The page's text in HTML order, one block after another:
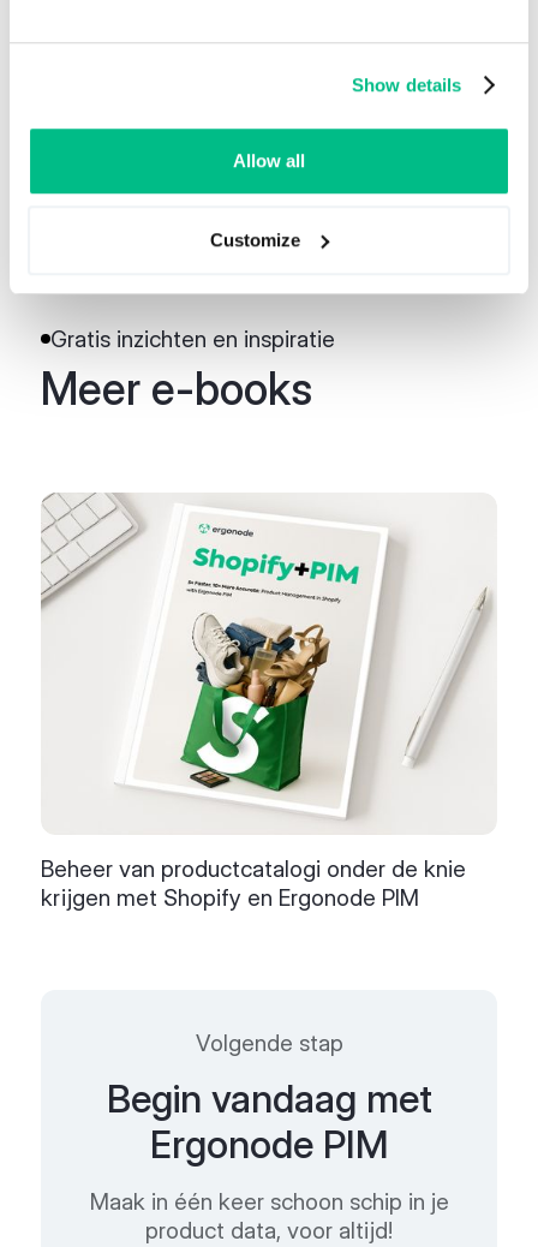
Show details
Allow all
Customize
en ga ermee akkoord om
berichten van Ergonode te ontvangen.
Gratis inzichten en inspiratie
Meer e-books
Beheer van productcatalogi onder de knie
krijgen met Shopify en Ergonode PIM
Volgende stap
Begin vandaag met
Ergonode PIM
Maak in één keer schoon schip in je
product data, voor altijd!